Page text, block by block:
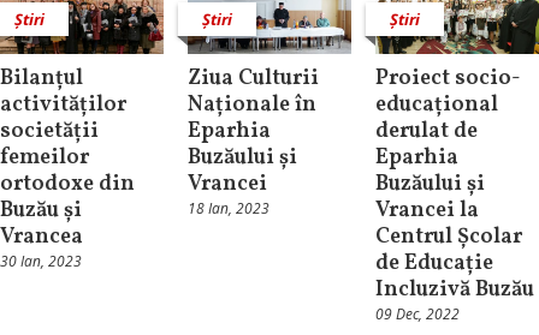
Știri
Bilanțul
activităților
societății
femeilor
ortodoxe din
Buzău și
Vrancea
30 Ian, 2023
Știri
Ziua Culturii
Naționale în
Eparhia
Buzăului și
Vrancei
18 Ian, 2023
Știri
Proiect socio-
educațional
derulat de
Eparhia
Buzăului și
Vrancei la
Centrul Școlar
de Educație
Incluzivă Buzău
09 Dec, 2022